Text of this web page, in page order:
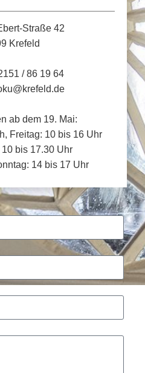
Straße 42
Krefeld
/ 86 19 64
ab dem 19. Mai:
Freitag: 10 bis 16 Uhr
bis 17.30 Uhr
14 bis 17 Uhr